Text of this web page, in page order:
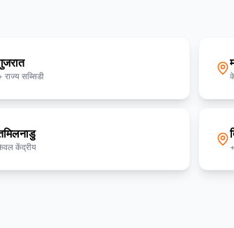
राज्य सब्सिडी
केंद्रीय